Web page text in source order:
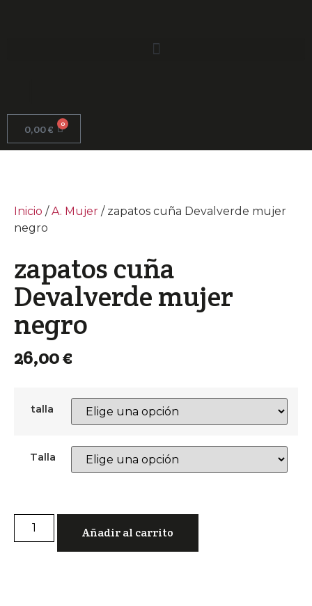
0,00€ 0
Inicio /A. Mujer / zapatos cuña Devalverde mujer
negro
zapatos cuña
Devalverde mujer
negro
26,00€
talla
Talla
Añadir al carrito